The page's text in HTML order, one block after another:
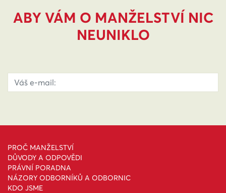
ABY VÁM O MANŽELSTVÍ NIC
NEUNIKLO
PROČ MANŽELSTVÍ
DŮVODY A ODPOVĚDI
PRÁVNÍ PORADNA
NÁZORY ODBORNÍKŮ A ODBORNIC
KDO JSME